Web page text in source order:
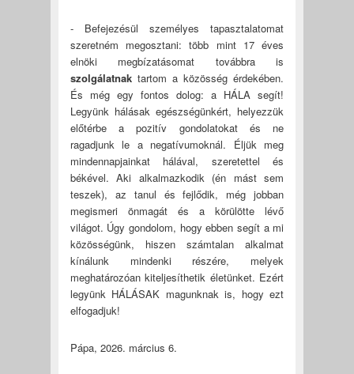
- Befejezésül személyes tapasztalatomat
szeretném megosztani: több mint 17 éves
elnöki megbízatásomat továbbra is
szolgálatnak tartom a közösség érdekében.
És még egy fontos dolog: a HÁLA segít!
Legyünk hálásak egészségünkért, helyezzük
előtérbe a pozitív gondolatokat és ne
ragadjunk le a negatívumoknál. Éljük meg
mindennapjainkat hálával, szeretettel és
békével. Aki alkalmazkodik (én mást sem
teszek), az tanul és fejlődik, még jobban
megismeri önmagát és a körülötte lévő
világot. Úgy gondolom, hogy ebben segít a mi
közösségünk, hiszen számtalan alkalmat
kínálunk mindenki részére, melyek
meghatározóan kiteljesíthetik életünket. Ezért
legyünk HÁLÁSAK magunknak is, hogy ezt
elfogadjuk!
Pápa, 2026. március 6.